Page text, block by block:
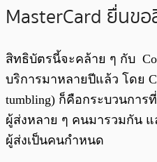
MasterCard ยื่นข
สิทธิบัตรนี้จะคล้าย ๆ กับ
บริการมาหลายปีแล้ว โดย
tumbling) ก็คือกระบวนกา
ผู้ส่งหลาย ๆ คนมารวมกัน แ
ผู้ส่งเป็นคนกำหนด